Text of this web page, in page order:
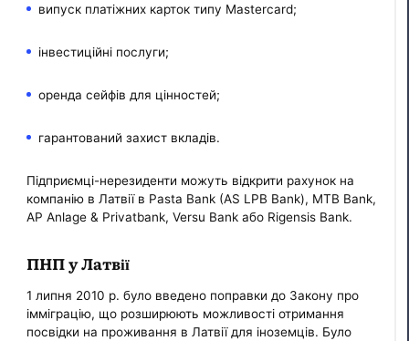
випуск платіжних карток типу Mastercard;
інвестиційні послуги;
оренда сейфів для цінностей;
гарантований захист вкладів.
Підприємці-нерезиденти можуть відкрити рахунок на
компанію в Латвії в Pasta Bank (AS LPB Bank), MTB Bank,
AP Anlage & Privatbank, Versu Bank або Rigensis Bank.
ПНП у Латвії
1 липня 2010 р. було введено поправки до Закону про
імміграцію, що розширюють можливості отримання
посвідки на проживання в Латвії для іноземців. Було